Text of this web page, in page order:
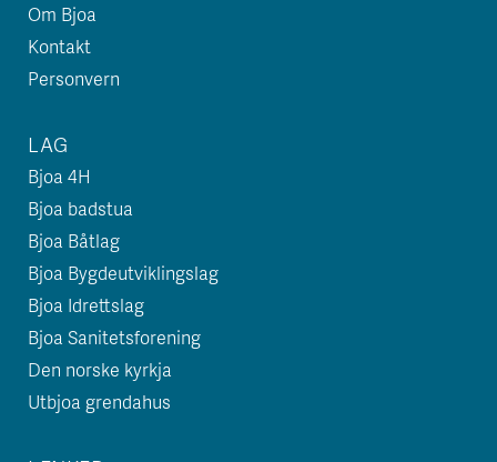
Om Bjoa
Kontakt
Personvern
LAG
Bjoa 4H
Bjoa badstua
Bjoa Båtlag
Bjoa Bygdeutviklingslag
Bjoa Idrettslag
Bjoa Sanitetsforening
Den norske kyrkja
Utbjoa grendahus